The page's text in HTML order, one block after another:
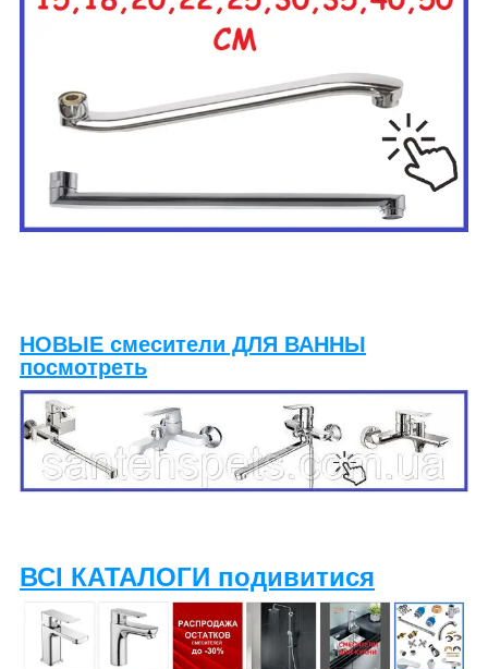
НОВЫЕ смесители ДЛЯ ВАННЫ
посмотреть
ВСІ КАТАЛОГИ подивитися